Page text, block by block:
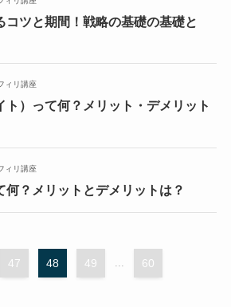
コツと期間！戦略の基礎の基礎と
ィリ講座
ト）って何？メリット・デメリット
ィリ講座
何？メリットとデメリットは？
47 48 49 60